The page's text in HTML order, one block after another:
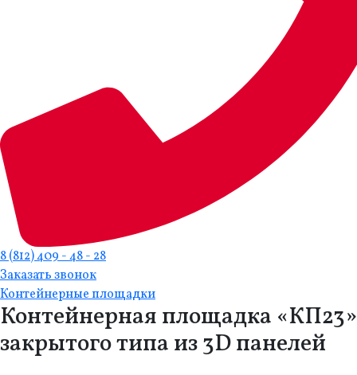
8 (812) 409 - 48 - 28
Заказать звонок
Контейнерные площадки
Контейнерная площадка «КП23»
закрытого типа из 3D панелей